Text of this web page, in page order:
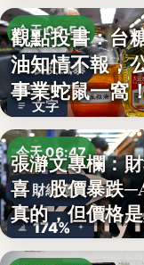
今天 06:50
食安風暴
文字
觀點投書：台
油知情不報，
事業蛇鼠一窩
民何堪？
今天 06:47
財經趨勢
174%
張瀞文專欄：
喜，股價暴跌
真的，但價格
的…